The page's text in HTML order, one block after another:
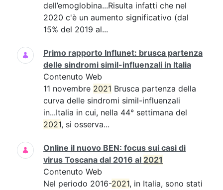
dell’emoglobina...Risulta infatti che nel
2020 c'è un aumento significativo (dal
15% del 2019 al...
Primo rapporto Influnet: brusca partenza
delle sindromi simil-influenzali in Italia
Contenuto Web
11 novembre 2021 Brusca partenza della
curva delle sindromi simil-influenzali
in...Italia in cui, nella 44° settimana del
2021, si osserva...
Online il nuovo BEN: focus sui casi di
virus Toscana dal 2016 al 2021
Contenuto Web
Nel periodo 2016-2021, in Italia, sono stati